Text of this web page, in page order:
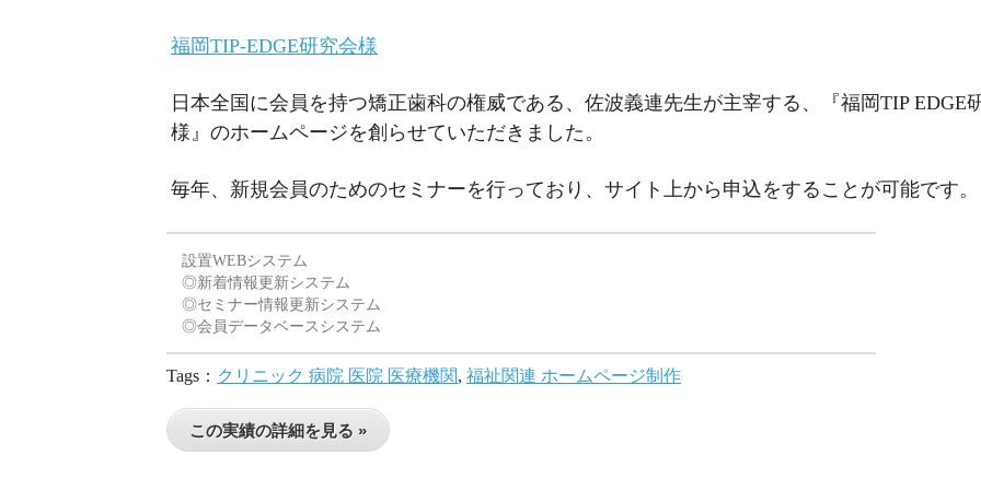
福岡TIP-EDGE研究会様
日本全国に会員を持つ矯正歯科の権威である、佐波義連先生が主宰する、『福岡TIP EDGE
様』のホームページを創らせていただきました。
毎年、新規会員のためのセミナーを行っており、サイト上から申込をすることが可能です。
設置WEBシステム
◎新着情報更新システム
◎セミナー情報更新システム
◎会員データベースシステム
Tags： クリニック 病院 医院 医療機関, 福祉関連 ホームページ制作
この実績の詳細を見る »